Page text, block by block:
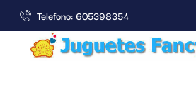
Telefono: 605398354